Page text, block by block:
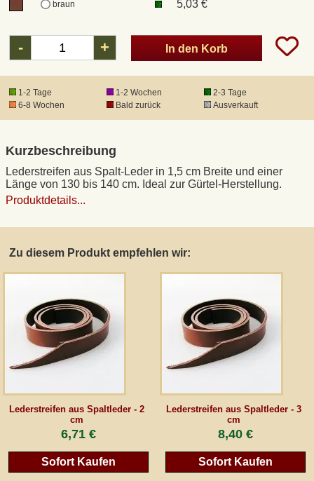
braun 5,03 €
- + In den Korb
1-2 Tage 1-2 Wochen
2-3 Tage
6-8 Wochen
Bald zurück Ausverkauft
Kurzbeschreibung
Lederstreifen aus Spalt-Leder in 1,5 cm Breite und einer
Länge von 130 bis 140 cm. Ideal zur Gürtel-Herstellung.
Produktdetails...
Zu diesem Produkt empfehlen wir:
Lederstreifen aus Spaltleder - 2
cm
6,71 €
Sofort Kaufen
Lederstreifen aus Spaltleder - 3
cm
8,40 €
Sofort Kaufen
DHL Kleinpaket
DHL Express
Produkthaftung
Datenschutz
Widerrufsrecht
Mittelalter-Großhandel
AGB
Vertrag wiederrufen